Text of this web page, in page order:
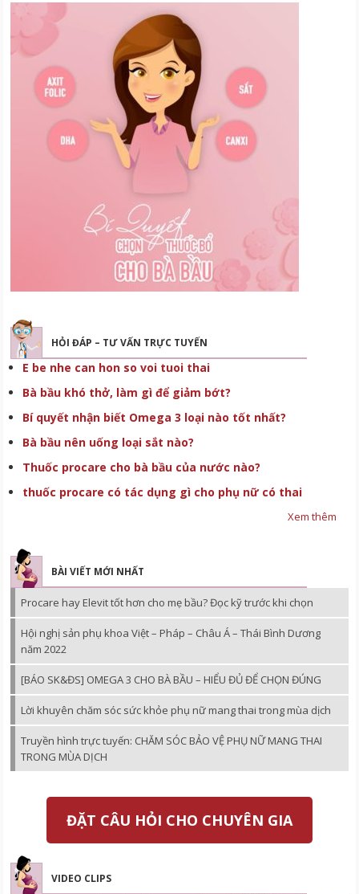
HỎI ĐÁP – TƯ VẤN TRỰC TUYẾN
E be nhe can hon so voi tuoi thai
Bà bầu khó thở, làm gì để giảm bớt?
Bí quyết nhận biết Omega 3 loại nào tốt nhất?
Bà bầu nên uống loại sắt nào?
Thuốc procare cho bà bầu của nước nào?
thuốc procare có tác dụng gì cho phụ nữ có thai
Xem thêm
BÀI VIẾT MỚI NHẤT
Procare hay Elevit tốt hơn cho mẹ bầu? Đọc kỹ trước khi chọn
Hội nghị sản phụ khoa Việt – Pháp – Châu Á – Thái Bình Dương
năm 2022
[BÁO SK&ĐS] OMEGA 3 CHO BÀ BẦU – HIỂU ĐỦ ĐỂ CHỌN ĐÚNG
Lời khuyên chăm sóc sức khỏe phụ nữ mang thai trong mùa dịch
Truyền hình trực tuyến: CHĂM SÓC BẢO VỆ PHỤ NỮ MANG THAI
TRONG MÙA DỊCH
ĐẶT CÂU HỎI CHO CHUYÊN GIA
VIDEO CLIPS